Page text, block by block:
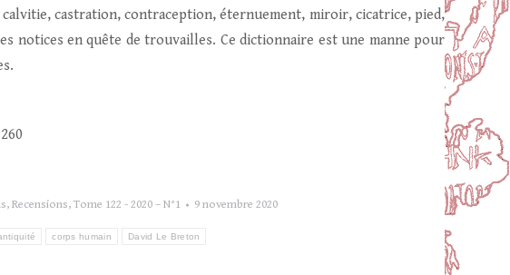
castration, contraception, éternuement, miroir, cicatrice, pied,
notices en quête de trouvailles. Ce dictionnaire est une manne pour
, Recensions, Tome 122 - 2020 – N°1 9 novembre 2020
corps humain David Le Breton